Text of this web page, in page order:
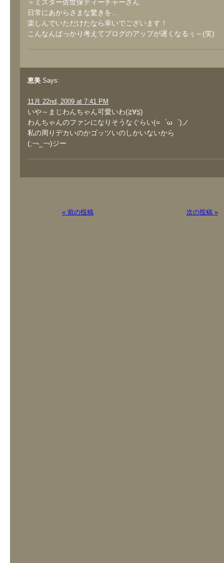
＞ミスター佐世保ティーチャーさん
日常にあからさまな驚きを…
楽しんでいただけたなら幸いでございます！
こんなんばっかり考えてブログのアップが遅くなるぅ～(笑)
恵美 Says:
11月 22nd, 2009 at 7:41 PM
いや～まじわんちゃん可愛いわ(≧∀≦)
わんちゃんのファンになりそうなぐらい(=゜ω゜)ノ
私の周りデカいのかゴッツいのしかいないから
(;￢_￢)ジー
« 前の投稿 次の投稿 »